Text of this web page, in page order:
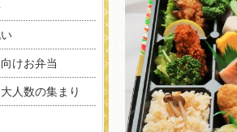
けお弁当
人数の集まり